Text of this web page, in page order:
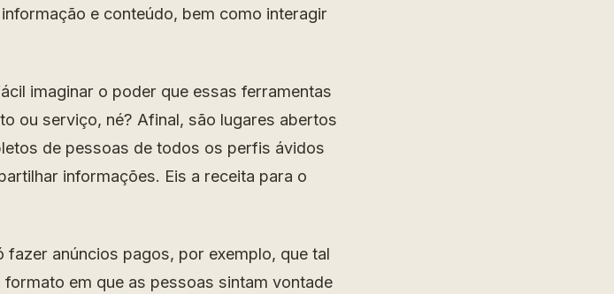
e conteúdo, bem como interagir
imaginar o poder que essas ferramentas
ou serviço, né? Afinal, são lugares abertos
de pessoas de todos os perfis ávidos
informações. Eis a receita para o
anúncios pagos, por exemplo, que tal
em que as pessoas sintam vontade